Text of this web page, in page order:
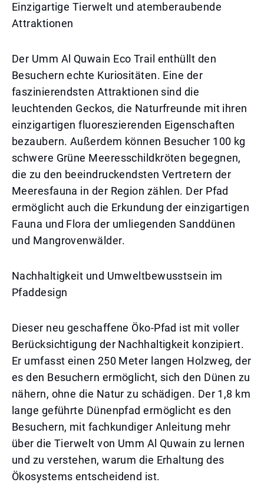
Einzigartige Tierwelt und atemberaubende
Attraktionen
Der Umm Al Quwain Eco Trail enthüllt den
Besuchern echte Kuriositäten. Eine der
faszinierendsten Attraktionen sind die
leuchtenden Geckos, die Naturfreunde mit ihren
einzigartigen fluoreszierenden Eigenschaften
bezaubern. Außerdem können Besucher 100 kg
schwere Grüne Meeresschildkröten begegnen,
die zu den beeindruckendsten Vertretern der
Meeresfauna in der Region zählen. Der Pfad
ermöglicht auch die Erkundung der einzigartigen
Fauna und Flora der umliegenden Sanddünen
und Mangrovenwälder.
Nachhaltigkeit und Umweltbewusstsein im
Pfaddesign
Dieser neu geschaffene Öko-Pfad ist mit voller
Berücksichtigung der Nachhaltigkeit konzipiert.
Er umfasst einen 250 Meter langen Holzweg, der
es den Besuchern ermöglicht, sich den Dünen zu
nähern, ohne die Natur zu schädigen. Der 1,8 km
lange geführte Dünenpfad ermöglicht es den
Besuchern, mit fachkundiger Anleitung mehr
über die Tierwelt von Umm Al Quwain zu lernen
und zu verstehen, warum die Erhaltung des
Ökosystems entscheidend ist.